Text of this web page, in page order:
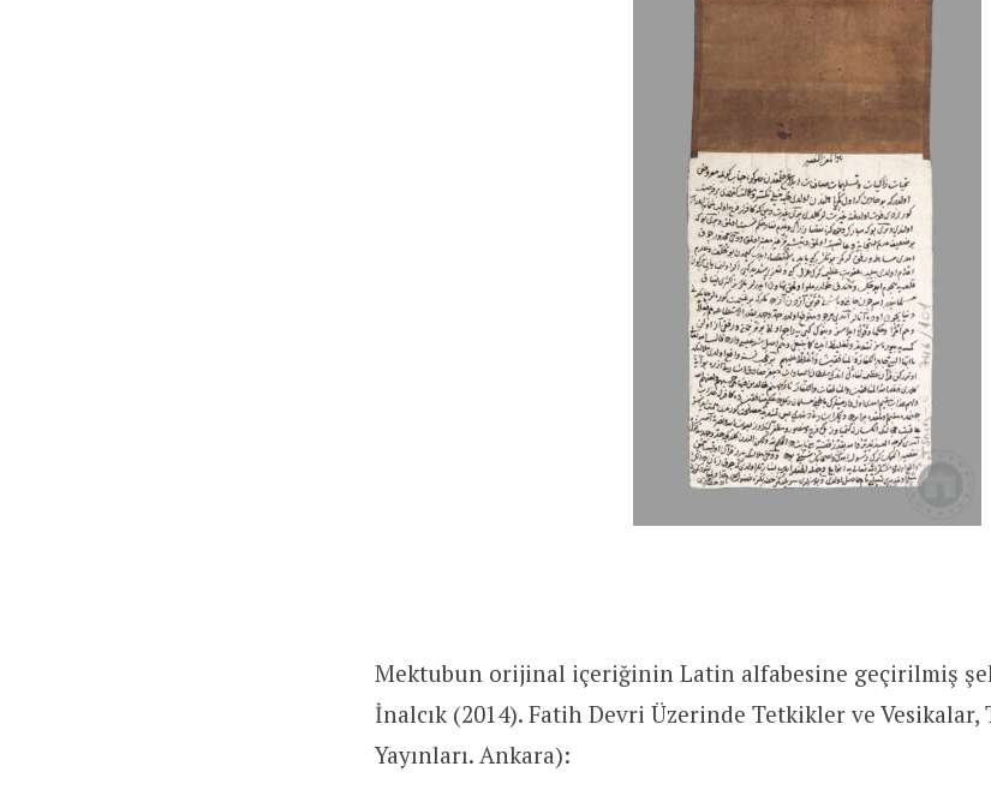
Mektubun orijinal içeriğinin Latin alfabesine geçirilmiş
İnalcık (2014). Fatih Devri Üzerinde Tetkikler ve
Yayınları. Ankara):